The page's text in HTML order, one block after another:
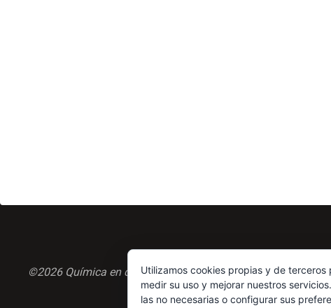
©2026 Química en casa.comUtilizamos cookies propias y de
medir su uso y mejorar nuestros
las no necesarias o configurar sus